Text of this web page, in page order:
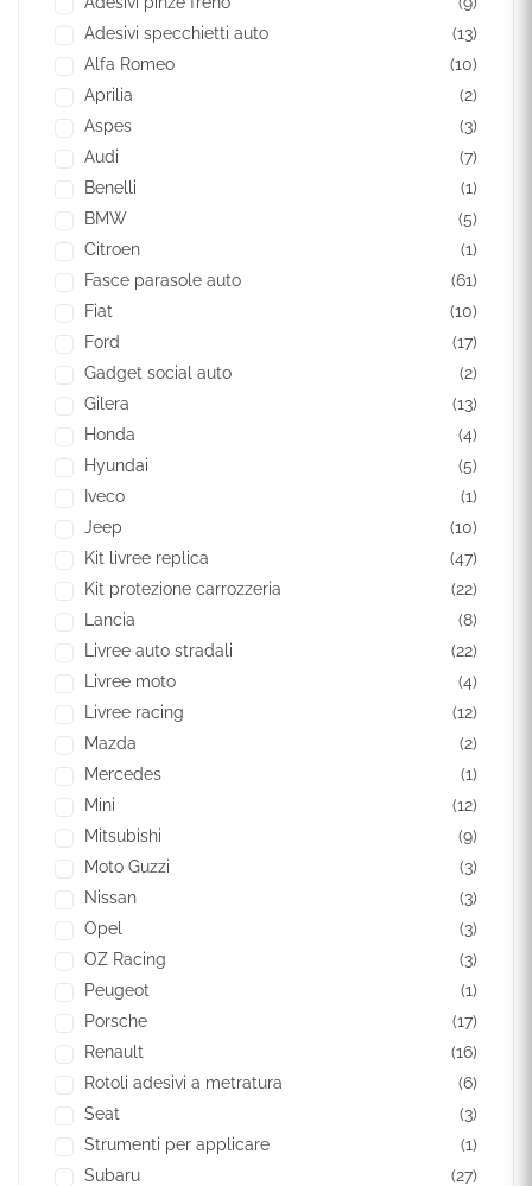
Adesivi specchietti auto
(13)
Alfa Romeo
(10)
Aprilia
(2)
Aspes
(3)
Audi
(7)
Benelli
(1)
BMW
(5)
Citroen
(1)
Fasce parasole auto
(61)
Fiat
(10)
Ford
(17)
Gadget social auto
(2)
Gilera
(13)
Honda
(4)
Hyundai
(5)
Iveco
(1)
Jeep
(10)
Kit livree replica
(47)
Kit protezione carrozzeria
(22)
Lancia
(8)
Livree auto stradali
(22)
Livree moto
(4)
Livree racing
(12)
Mazda
(2)
Mercedes
(1)
Mini
(12)
Mitsubishi
(9)
Moto Guzzi
(3)
Nissan
(3)
Opel
(3)
OZ Racing
(3)
Peugeot
(1)
Porsche
(17)
Renault
(16)
Rotoli adesivi a metratura
(6)
Seat
(3)
Strumenti per applicare
(1)
Subaru
(27)